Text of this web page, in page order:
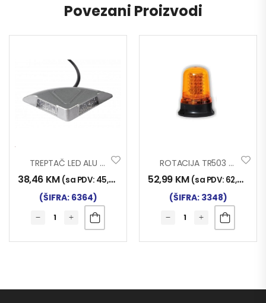
Povezani Proizvodi
TREPTAČ LED ALU ZA RAMPU
38,46 KM (sa PDV: 45,00
(ŠIFRA: 6364)
ROTACIJA TR503 LED 12-24V
52,99 KM (sa PDV: 62,00
(ŠIFRA: 3348)